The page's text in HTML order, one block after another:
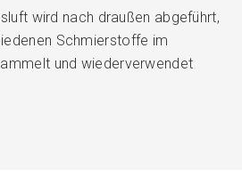
wird nach draußen abgeführt,
Schmierstoffe im
und wiederverwendet